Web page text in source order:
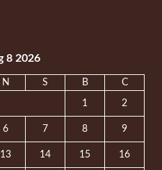
8 2026
N S B C
1 2
6 7 8 9
13 14 15 16